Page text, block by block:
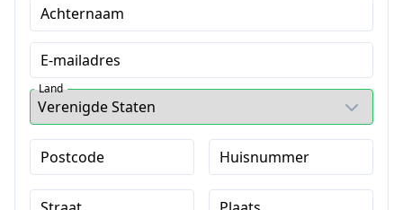
Achternaam
E-mailadres
Land
Postcode Huisnummer